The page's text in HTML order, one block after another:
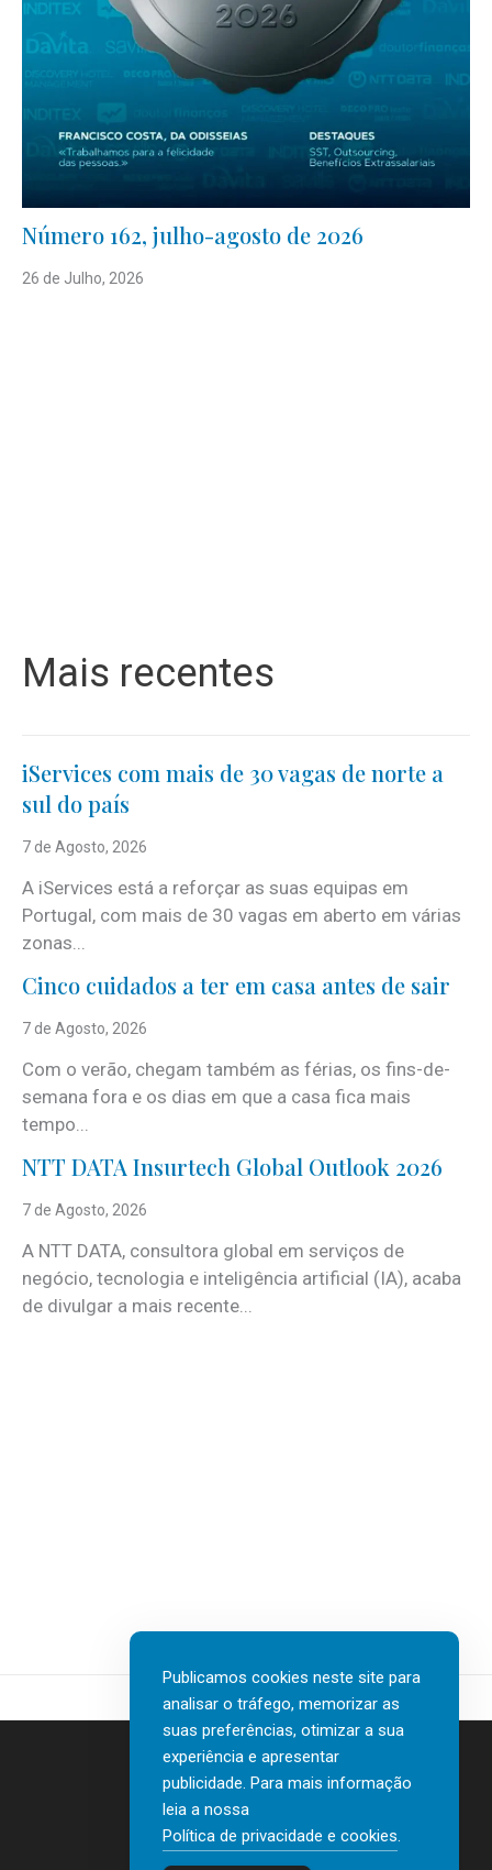
Número 162, julho-agosto de 2026
26 de Julho, 2026
Mais recentes
iServices com mais de 30 vagas de norte a
sul do país
7 de Agosto, 2026
A iServices está a reforçar as suas equipas em
Portugal, com mais de 30 vagas em aberto em várias
zonas...
Cinco cuidados a ter em casa antes de sair
7 de Agosto, 2026
Com o verão, chegam também as férias, os fins-de-
semana fora e os dias em que a casa fica mais
tempo...
NTT DATA Insurtech Global Outlook 2026
7 de Agosto, 2026
A NTT DATA, consultora global em serviços de
negócio, tecnologia e inteligência artificial (IA), acaba
de divulgar a mais recente...
Contactos
Política de privacidade e cookies
Publicamos cookies neste site para
analisar o tráfego, memorizar as
suas preferências, otimizar a sua
experiência e apresentar
publicidade. Para mais informação
leia a nossa
Política de privacidade e cookies.